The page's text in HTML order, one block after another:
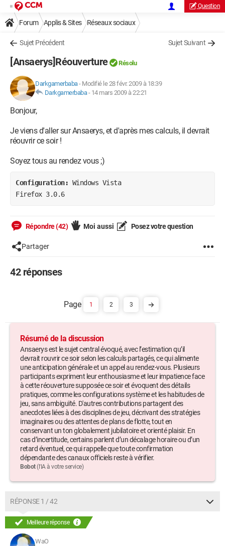
Question
Forum Applis & Sites Réseaux sociaux
Sujet Précédent Sujet Suivant
[Ansaerys]Réouverture Résolu
Darkgamerbaba- Modifié le 28 févr. 2009 à 18:39
Darkgamerbaba- 14 mars 2009 à 22:21
Bonjour,
Je viens d'aller sur Ansaerys, et d'après mes calculs, il devrait
réouvrir ce soir !
Soyez tous au rendez vous ;)
Configuration: Windows Vista
Firefox 3.0.6
Répondre (42) Moi aussi Posez votre question
Partager
42 réponses
1 2 3
Résumé de la discussion
Ansaerys est le sujet central évoqué, avec l’estimation qu’il
devrait rouvrir ce soir selon les calculs partagés, ce qui alimente
une anticipation générale et un appel au rendez-vous. Plusieurs
participants expriment leur enthousiasme et leur impatience face
à cette réouverture supposée ce soir et évoquent des détails
pratiques, comme les configurations système et les habitudes de
jeu, sans ambiguïté. D'autres contributions partagent des
anecdotes liées à des disciplines de jeu, décrivant des stratégies
imaginaires ou des attentes de plans de flotte, tout en
conservant un ton globalement jubilatoire et orienté plaisir. En
cas d’incertitude, certains parlent d’un décalage horaire ou d’un
retard éventuel, ce qui rappelle que toute confirmation
dépendante des canaux officiels reste à vérifier.
Bobot(l'IA à votre service)
RÉPONSE 1 / 42
Meilleure réponse
WaO